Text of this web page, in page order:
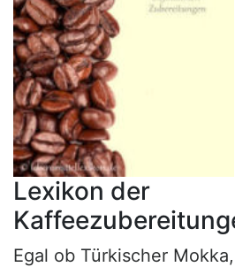
Lexikon der
Egal ob Türkischer